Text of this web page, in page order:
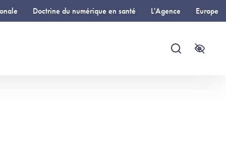
Doctrine du numérique en santé L'Agence Europe
Recherche